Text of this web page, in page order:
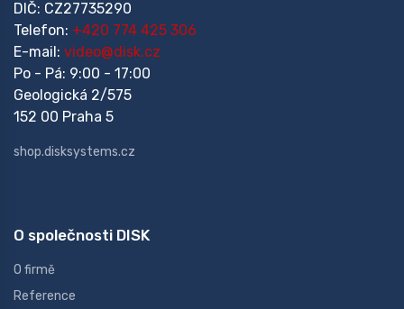
DIČ: CZ27735290
Telefon: +420 774 425 306
E-mail: video@disk.cz
Po - Pá: 9:00 - 17:00
Geologická 2/575
152 00 Praha 5
shop.disksystems.cz
O společnosti DISK
O firmě
Reference